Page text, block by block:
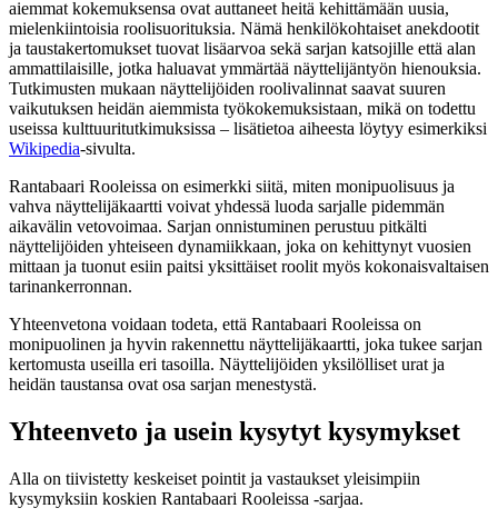
aiemmat kokemuksensa ovat auttaneet heitä kehittämään uusia,
mielenkiintoisia roolisuorituksia. Nämä henkilökohtaiset anekdootit
ja taustakertomukset tuovat lisäarvoa sekä sarjan katsojille että alan
ammattilaisille, jotka haluavat ymmärtää näyttelijäntyön hienouksia.
Tutkimusten mukaan näyttelijöiden roolivalinnat saavat suuren
vaikutuksen heidän aiemmista työkokemuksistaan, mikä on todettu
useissa kulttuuritutkimuksissa – lisätietoa aiheesta löytyy esimerkiksi
Wikipedia-sivulta.
Rantabaari Rooleissa on esimerkki siitä, miten monipuolisuus ja
vahva näyttelijäkaartti voivat yhdessä luoda sarjalle pidemmän
aikavälin vetovoimaa. Sarjan onnistuminen perustuu pitkälti
näyttelijöiden yhteiseen dynamiikkaan, joka on kehittynyt vuosien
mittaan ja tuonut esiin paitsi yksittäiset roolit myös kokonaisvaltaisen
tarinankerronnan.
Yhteenvetona voidaan todeta, että Rantabaari Rooleissa on
monipuolinen ja hyvin rakennettu näyttelijäkaartti, joka tukee sarjan
kertomusta useilla eri tasoilla. Näyttelijöiden yksilölliset urat ja
heidän taustansa ovat osa sarjan menestystä.
Yhteenveto ja usein kysytyt kysymykset
Alla on tiivistetty keskeiset pointit ja vastaukset yleisimpiin
kysymyksiin koskien Rantabaari Rooleissa -sarjaa.